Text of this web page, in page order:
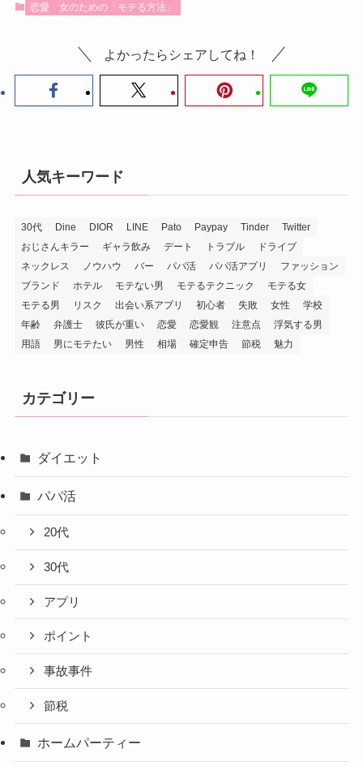
恋愛 女のための「モテる方法」
よかったらシェアしてね！
人気キーワード
30代 Dine DIOR LINE Pato Paypay Tinder
Twitter
おじさんキラー
ギャラ飲み デート トラブル
ドライブ
ネックレス
ノウハウ バー パパ活 パパ活アプリ
ファッション
ブランド
ホテル モテない男 モテるテクニック
モテる女
モテる男
リスク 出会い系アプリ 初心者 失敗 女性
学校
年齢
弁護士 彼氏が重い 恋愛 恋愛観 注意点
浮気する男
用語
男にモテたい 男性 相場 確定申告 節税 魅力
カテゴリー
ダイエット
パパ活
20代
30代
アプリ
ポイント
事故事件
節税
ホームパーティー